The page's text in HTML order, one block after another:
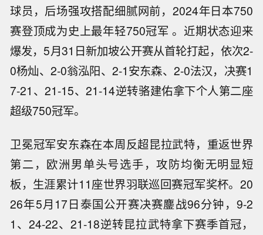
球员，后场强攻搭配细腻网前，2024年日本750
赛登顶成为史上最年轻750冠军 。近期状态迎来
爆发，5月31日新加坡公开赛从首轮打起，依次2-
0杨灿、2-0翁泓阳、2-1安东森、2-0法汉，决赛1
7-21、21-15、21-14逆转骆建佑拿下个人第二座
超级750冠军。
卫冕冠军安东森在本周反超昆拉武特，重返世界
第二，欧洲男单头号选手，攻防均衡无明显短
板，生涯累计11座世界羽联巡回赛冠军奖杯。20
26年5月17日泰国公开赛决赛鏖战96分钟，9-2
1、24-22、21-18逆转昆拉武特拿下赛季首冠，